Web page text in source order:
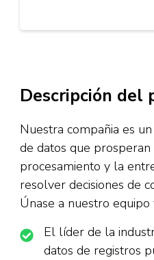
Descripción del
Nuestra compañia es
de datos que prosperan
procesamiento y la
resolver decisiones de
Únase a nuestro
El líder de la
datos de registros